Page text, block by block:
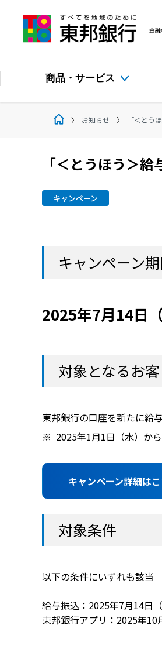
金
商品・サービス
お知らせ 「＜と
「＜とうほう＞
キャンペーン
キャンペーン
2025年7月14日
対象となるお
東邦銀行の口座を新たに給
2025年1月1日（水）か
キャンペーン詳細は
対象条件
以下の条件にいずれも該当
給与振込：2025年7月14日
東邦銀行アプリ：2025年10